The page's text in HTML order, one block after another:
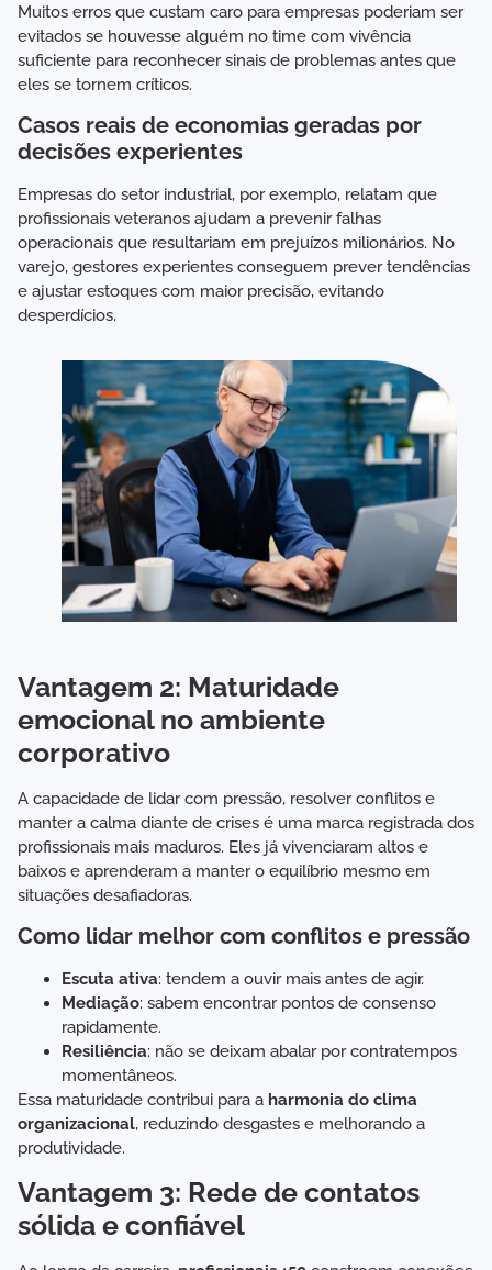
Muitos erros que custam caro para empresas poderiam ser
evitados se houvesse alguém no time com vivência
suficiente para reconhecer sinais de problemas antes que
eles se tornem críticos.
Casos reais de economias geradas por
decisões experientes
Empresas do setor industrial, por exemplo, relatam que
profissionais veteranos ajudam a prevenir falhas
operacionais que resultariam em prejuízos milionários. No
varejo, gestores experientes conseguem prever tendências
e ajustar estoques com maior precisão, evitando
desperdícios.
Vantagem 2: Maturidade
emocional no ambiente
corporativo
A capacidade de lidar com pressão, resolver conflitos e
manter a calma diante de crises é uma marca registrada dos
profissionais mais maduros. Eles já vivenciaram altos e
baixos e aprenderam a manter o equilíbrio mesmo em
situações desafiadoras.
Como lidar melhor com conflitos e pressão
Escuta ativa: tendem a ouvir mais antes de agir.
Mediação: sabem encontrar pontos de consenso
rapidamente.
Resiliência: não se deixam abalar por contratempos
momentâneos.
Essa maturidade contribui para a harmonia do clima
organizacional, reduzindo desgastes e melhorando a
produtividade.
Vantagem 3: Rede de contatos
sólida e confiável